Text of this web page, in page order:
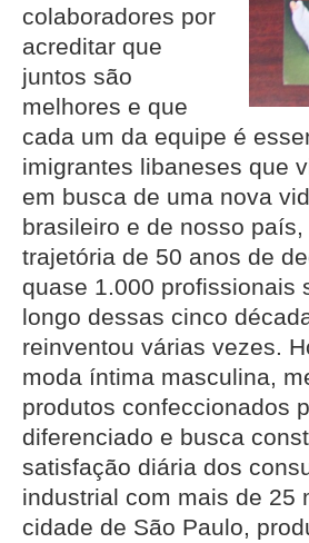
colaboradores por
acreditar que
juntos são
melhores e que
cada um da equipe é
imigrantes libaneses que
em busca de uma nova
brasileiro e de nosso
trajetória de 50 anos de
quase 1.000 profissionais
longo dessas cinco
reinventou várias vezes.
moda íntima masculina,
produtos confeccionados
diferenciado e busca
satisfação diária dos
industrial com mais de 25
cidade de São Paulo,